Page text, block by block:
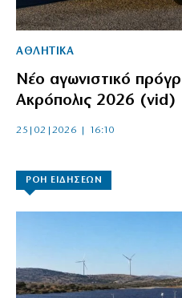
ΑΘΛΗΤΙΚΑ
Νέο αγωνιστικό
Ακρόπολις 2026 (vid)
25|02|2026 | 16:10
ΡΟΗ ΕΙΔΗΣΕΩΝ